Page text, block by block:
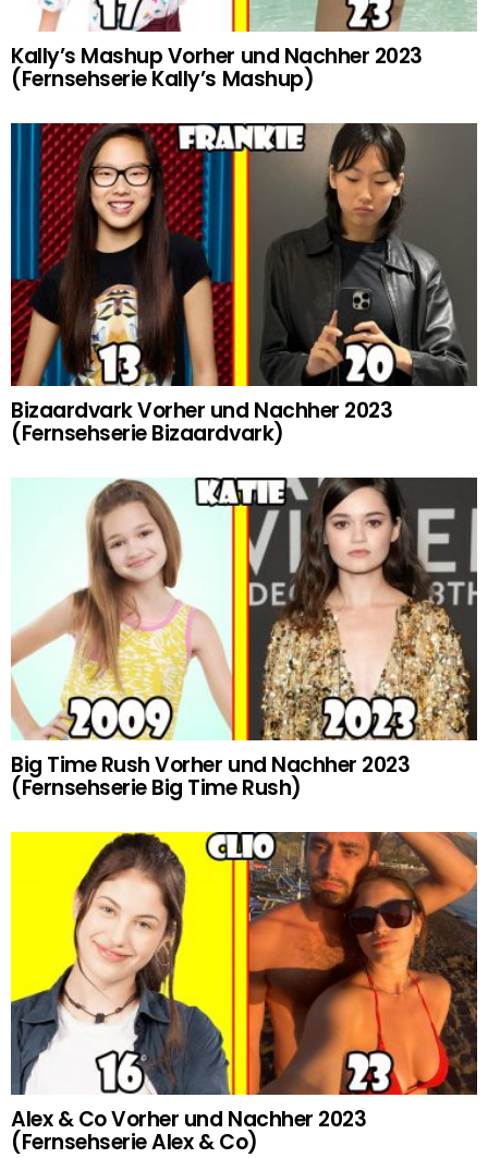
Kally’s Mashup Vorher und Nachher 2023
(Fernsehserie Kally’s Mashup)
Bizaardvark Vorher und Nachher 2023
(Fernsehserie Bizaardvark)
Big Time Rush Vorher und Nachher 2023
(Fernsehserie Big Time Rush)
Alex & Co Vorher und Nachher 2023
(Fernsehserie Alex & Co)